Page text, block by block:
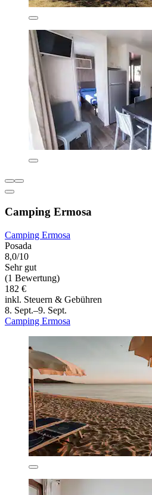
Camping Ermosa
Camping Ermosa
Posada
8,0/10
Sehr gut
(1 Bewertung)
182 €
inkl. Steuern & Gebühren
8. Sept.–9. Sept.
Camping Ermosa